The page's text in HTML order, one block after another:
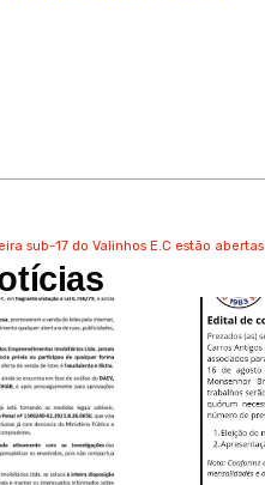
sub-17 do Valinhos E.C estão abertas